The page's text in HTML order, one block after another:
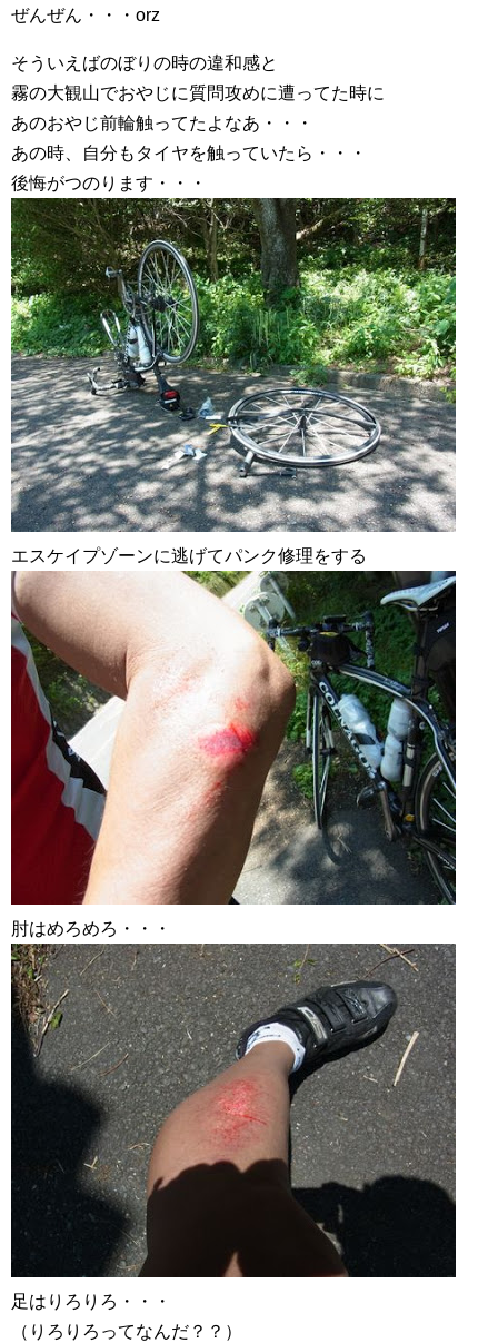
ぜんぜん・・・orz
そういえばのぼりの時の違和感と
霧の大観山でおやじに質問攻めに遭ってた時に
あのおやじ前輪触ってたよなあ・・・
あの時、自分もタイヤを触っていたら・・・
後悔がつのります・・・
エスケイプゾーンに逃げてパンク修理をする
肘はめろめろ・・・
足はりろりろ・・・
（りろりろってなんだ？？）